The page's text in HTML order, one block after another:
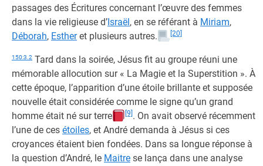
passages des Écritures concernant l’œuvre des femmes
dans la vie religieuse d’Israël, en se référant à Miriam,
Déborah, Estheret plusieurs autres. [20]
150:3.2 Tard dans la soirée, Jésus fit au groupe réuni une
mémorable allocution sur « La Magie et la Superstition ». À
cette époque, l’apparition d’une étoile brillante et supposée
nouvelle était considérée comme le signe qu’un grand
homme était né sur terre
[9] . On avait observé récemment
l’une de ces étoiles, et André demanda à Jésus si ces
croyances étaient bien fondées. Dans sa longue réponse à
la question d’André, le Maitre se lança dans une analyse